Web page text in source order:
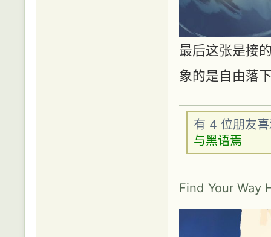
最后这张是接
象的是自由落
有 4 位朋友
与黑语焉
Find Your Way